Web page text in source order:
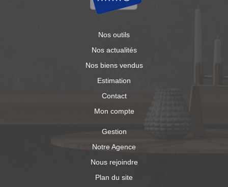
Nos outils
Nos actualités
Nos biens vendus
Estimation
Contact
Mon compte
Gestion
Notre Agence
Nous rejoindre
Plan du site